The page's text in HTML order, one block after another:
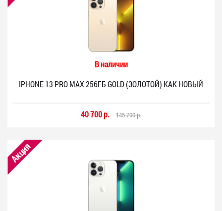
В наличии
IPHONE 13 PRO MAX 256ГБ GOLD (ЗОЛОТОЙ) КАК НОВЫЙ
40 700 р. 145 700 р.
Акция